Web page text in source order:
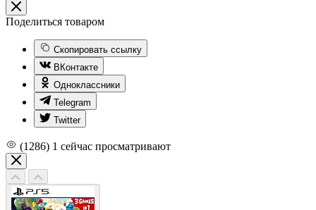
Поделиться товаром
Скопировать ссылку
ВКонтакте
Одноклассники
Telegram
Twitter
(1286) 1 сейчас просматривают